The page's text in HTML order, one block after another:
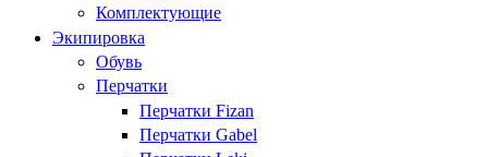
Комплектующие
Экипировка
Обувь
Перчатки
Перчатки Fizan
Перчатки Gabel